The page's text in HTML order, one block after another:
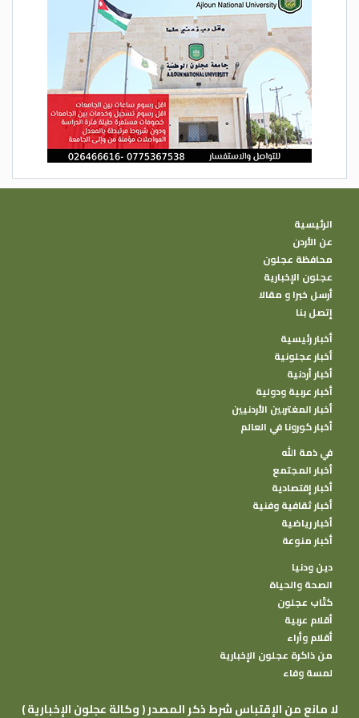
الرئيسية
عن الأردن
محافظة عجلون
عجلون الإخبارية
أرسل خبرا و مقالا
إتصل بنا
أخبار رئيسية
أخبار عجلونية
أخبار أردنية
أخبار عربية ودولية
أخبار المغتربين الأردنيين
أخبار كورونا في العالم
في ذمة الله
أخبار المجتمع
أخبار إقتصادية
أخبار ثقافية وفنية
أخبار رياضية
أخبار منوعة
دين ودنيا
الصحة والحياة
كتًاب عجلون
أقلام عربية
أقلام وأراء
من ذاكرة عجلون الإخبارية
لمسة وفاء
( وكالة عجلون الإخبارية ) لا مانع من الإقتباس شرط ذكر المصدر